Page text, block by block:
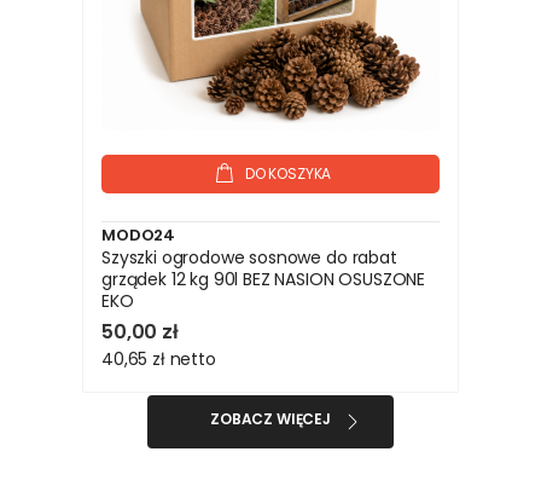
DO KOSZYKA
MODO24
Szyszki ogrodowe sosnowe do rabat
grządek 12 kg 90l BEZ NASION OSUSZONE
EKO
50,00 zł
40,65 zł netto
ZOBACZ WIĘCEJ